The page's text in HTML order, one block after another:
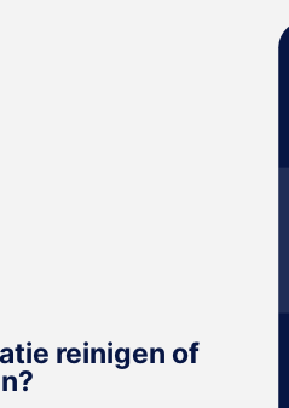
reinigen of